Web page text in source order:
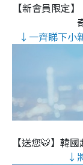
【新會員限定
↓一齊睇下小
【送您🐯】韓
↓